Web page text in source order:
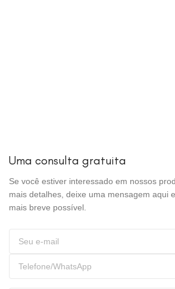
Uma consulta gratuita
Se você estiver interessado em nossos
mais detalhes, deixe uma mensagem aqui
mais breve possível.